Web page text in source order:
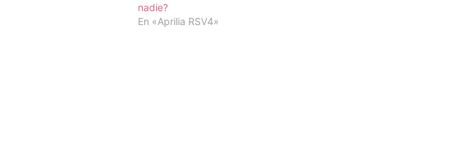
nadie?
En «Aprilia RSV4»